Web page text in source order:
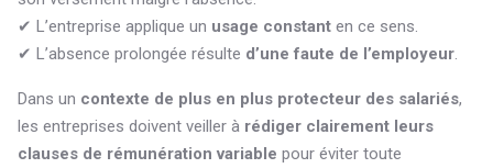
✔ L’entreprise applique un usage constant en ce sens.
✔ L’absence prolongée résulte d’une faute de l’employeur.
Dans un contexte de plus en plus protecteur des salariés,
les entreprises doivent veiller à rédiger clairement leurs
clauses de rémunération variable pour éviter toute